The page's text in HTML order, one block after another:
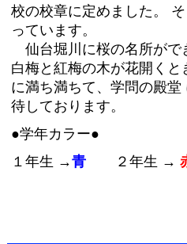
校の校章に定めました。
っています。
仙台堀川に桜の名所がで
白梅と紅梅の木が花開く
に満ち満ちて、学問の殿
待しております。
●学年カラー●
１年生 →青 ２年生 →